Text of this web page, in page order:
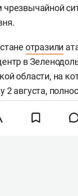
отразили
в
области, на
2 августа,
под Санкт-